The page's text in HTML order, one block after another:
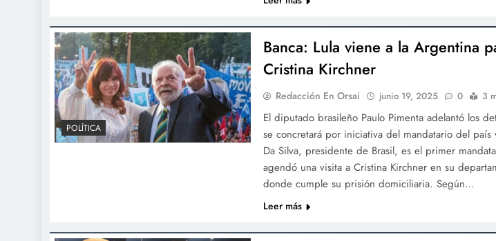
POLÍTICA
Banca: Lula viene a la Argentina
Cristina Kirchner
Redacción En Orsai junio 19, 2025 0 3
El diputado brasileño Paulo Pimenta adelantó los
se concretará por iniciativa del mandatario del país
Da Silva, presidente de Brasil, es el primer
agendó una visita a Cristina Kirchner en su
donde cumple su prisión domiciliaria. Según…
Leer más